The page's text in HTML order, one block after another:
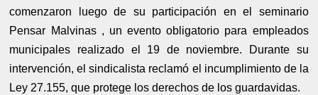
comenzaron luego de su participación en el seminario
Pensar Malvinas , un evento obligatorio para empleados
municipales realizado el 19 de noviembre. Durante su
intervención, el sindicalista reclamó el incumplimiento de la
Ley 27.155, que protege los derechos de los guardavidas.